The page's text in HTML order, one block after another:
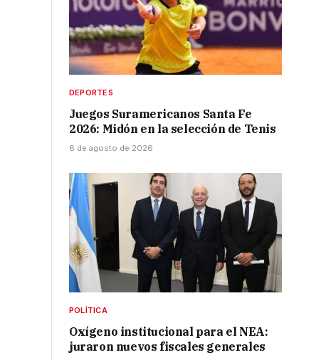
DEPORTES
Juegos Suramericanos Santa Fe
2026: Midón en la selección de Tenis
6 de agosto de 2026
POLÍTICA
Oxígeno institucional para el NEA:
juraron nuevos fiscales generales